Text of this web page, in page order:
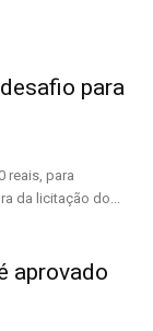
para
reais, para
da licitação do...
aprovado